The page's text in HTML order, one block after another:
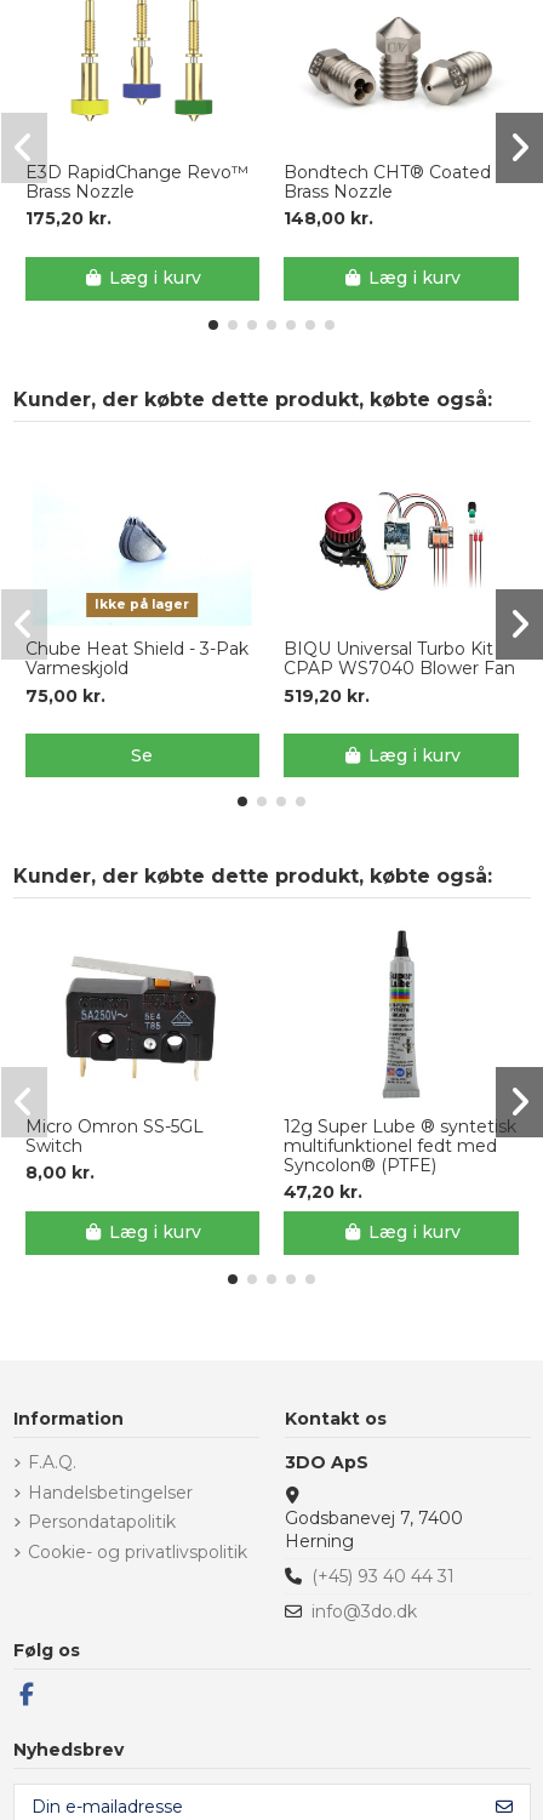
E3D RapidChange Revo™
Brass Nozzle
175,20 kr.
Læg i kurv
Bondtech CHT® Coated
Brass Nozzle
148,00 kr.
Læg i kurv
Kunder, der købte dette produkt, købte også:
Ikke på lager
Chube Heat Shield - 3-Pak
Varmeskjold
75,00 kr.
Se
BIQU Universal Turbo Kit
CPAP WS7040 Blower Fan
519,20 kr.
Læg i kurv
Kunder, der købte dette produkt, købte også:
Micro Omron SS-5GL
Switch
8,00 kr.
Læg i kurv
12g Super Lube ® syntetisk
multifunktionel fedt med
Syncolon® (PTFE)
47,20 kr.
Læg i kurv
Information
F.A.Q.
Handelsbetingelser
Persondatapolitik
Cookie- og privatlivspolitik
Kontakt os
3DO ApS
Godsbanevej 7, 7400
Herning
(+45) 93 40 44 31
info@3do.dk
Følg os
Nyhedsbrev